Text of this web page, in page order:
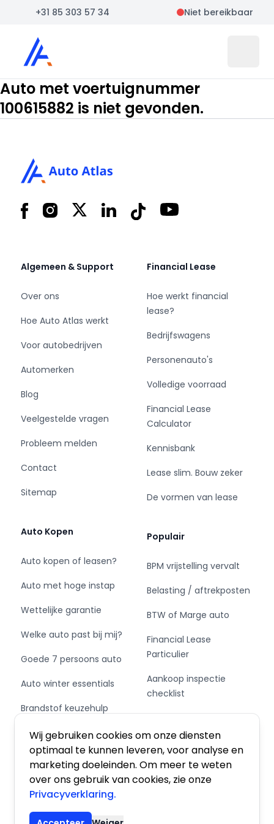
Wij gebruiken cookies om onze diensten
optimaal te kunnen leveren, voor analyse en
marketing doeleinden. Om meer te weten
over ons gebruik van cookies, zie onze
Privacyverklaring.
+31 85 303 57 34 Niet bereikbaar
Auto Atlas
Auto met voertuignummer
100615882 is niet gevonden.
FacebookInstagram
X LinkedInTiktok YouTube
Algemeen & Support
Over ons
Hoe Auto Atlas werkt
Voor autobedrijven
Automerken
Blog
Veelgestelde vragen
Probleem melden
Contact
Sitemap
Auto Kopen
Auto kopen of leasen?
Auto met hoge instap
Wettelijke garantie
Welke auto past bij mij?
Goede 7 persoons auto
Auto winter essentials
Brandstof keuzehulp
Schakel of automaat?
Financial Lease
Hoe werkt financial
lease?
Bedrijfswagens
Personenauto's
Volledige voorraad
Financial Lease
Calculator
Kennisbank
Lease slim. Bouw zeker
De vormen van lease
Populair
BPM vrijstelling vervalt
Belasting / aftrekposten
BTW of Marge auto
Financial Lease
Particulier
Aankoop inspectie
checklist
Private Leasen,
Financieren of Kopen?